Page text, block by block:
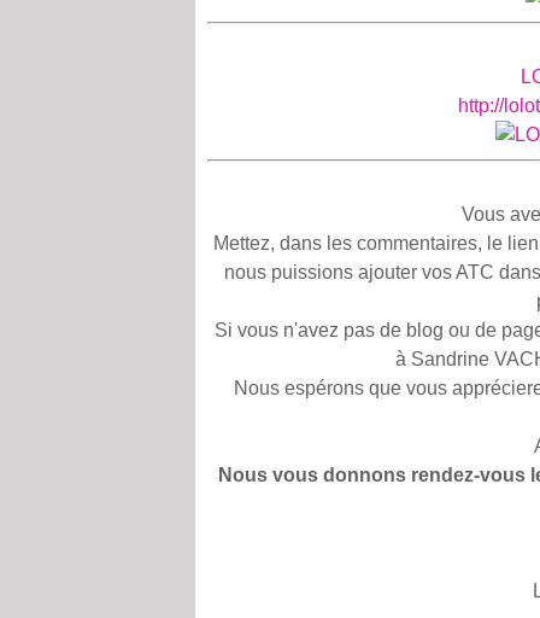
http://
Vous
Mettez, dans les commentaires, le
nous puissions ajouter vos ATC
Si vous n'avez pas de blog ou de
à Sandrine
Nous espérons que vous
Nous vous donnons rendez-vous